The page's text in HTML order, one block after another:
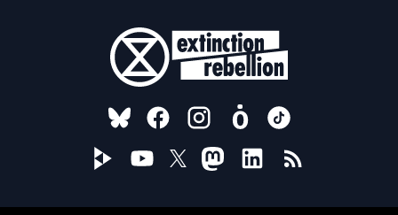
FOLLOW US ON